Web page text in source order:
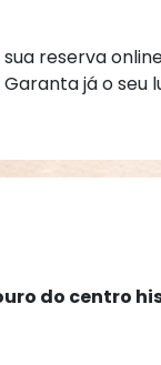
reserva
já o seu
do centro